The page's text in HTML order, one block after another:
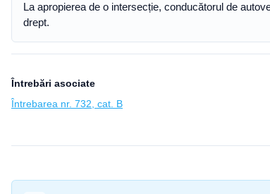
La apropierea de o intersecție, conducătorul de
drept.
Întrebări asociate
Întrebarea nr. 732, cat. B